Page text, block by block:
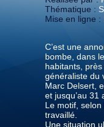
Thématique :
Mise en ligne :
C’est une
bombe, dans
habitants,
généraliste du
Marc Delsert,
et jusqu’au 31
Le motif, selon
travaillé.
Une situation